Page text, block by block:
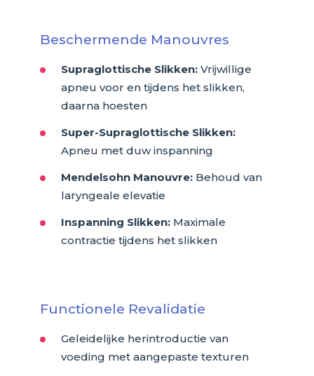
Beschermende Manouvres
Supraglottische Slikken:Vrijwillige
apneu voor en tijdens het slikken,
daarna hoesten
Super-Supraglottische Slikken:
Apneu met duw inspanning
Mendelsohn Manouvre:Behoud van
laryngeale elevatie
Inspanning Slikken:Maximale
contractie tijdens het slikken
Functionele Revalidatie
Geleidelijke herintroductie van
voeding met aangepaste texturen